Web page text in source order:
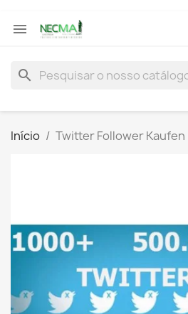

search
Início Twitter Follower Kaufen